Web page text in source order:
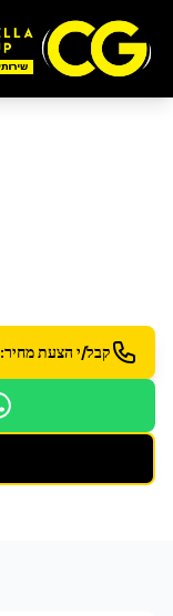
קבל/י הצעת מחיר: 054-742-5434